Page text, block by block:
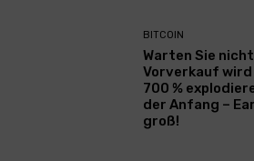
BITCOIN
Warten Sie
Vorverkauf
700 %
der Anfang –
groß!